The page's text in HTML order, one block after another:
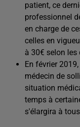
patient, ce
professionnel
en charge de
celles en
à 30€ selon les
En février
médecin de
situation
temps à
s'élargira à